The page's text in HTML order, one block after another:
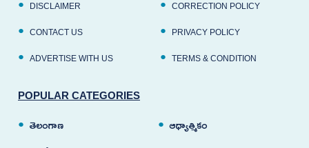
DISCLAIMER
CONTACT US
ADVERTISE WITH US
CORRECTION POLICY
PRIVACY POLICY
TERMS & CONDITION
POPULAR CATEGORIES
తెలంగాణ ఆధ్యాత్మికం